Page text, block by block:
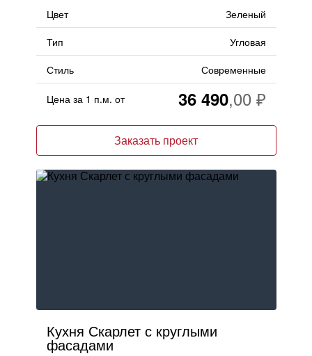
Цвет
Зеленый
Тип
Угловая
Стиль
Современные
Цена за 1 п.м. от 36 490
Заказать проект
Кухня Скарлет с круглыми
фасадами